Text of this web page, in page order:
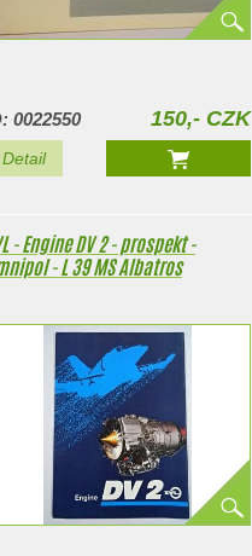
0022550 150,- CZK
Detail
- Engine DV 2 - prospekt -
- L 39 MS Albatros